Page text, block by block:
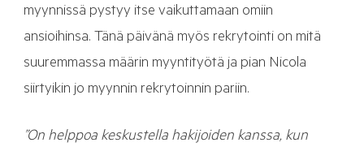
myynnissä pystyy itse vaikuttamaan omiin
ansioihinsa. Tänä päivänä myös rekrytointi on mitä
suuremmassa määrin myyntityötä ja pian Nicola
siirtyikin jo myynnin rekrytoinnin pariin.
”On helppoa keskustella hakijoiden kanssa, kun